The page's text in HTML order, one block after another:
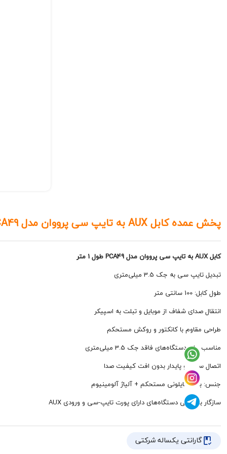
پخش عمده کابل AUX به تایپ سی پرووان مدل PCA49 طول 1 متر
کابل AUX به تایپ سی پرووان مدل PCA49 طول 1 متر
تبدیل تایپ سی به جک 3.5 میلی‌متری
طول کابل: 100 سانتی متر
انتقال صدای شفاف از موبایل و تبلت به اسپیکر
طراحی مقاوم با کانکتور و روکش مستحکم
مناسب برای دستگاه‌های فاقد جک 3.5 میلی‌متری
اتصال سریع و پایدار بدون افت کیفیت صدا
جنس: بافت نایلونی مستحکم + آلیاژ آلومینیوم
سازگار با تمامی دستگاه‌های دارای پورت تایپ-سی و ورودی AUX
گارانتی یکساله شرکتی